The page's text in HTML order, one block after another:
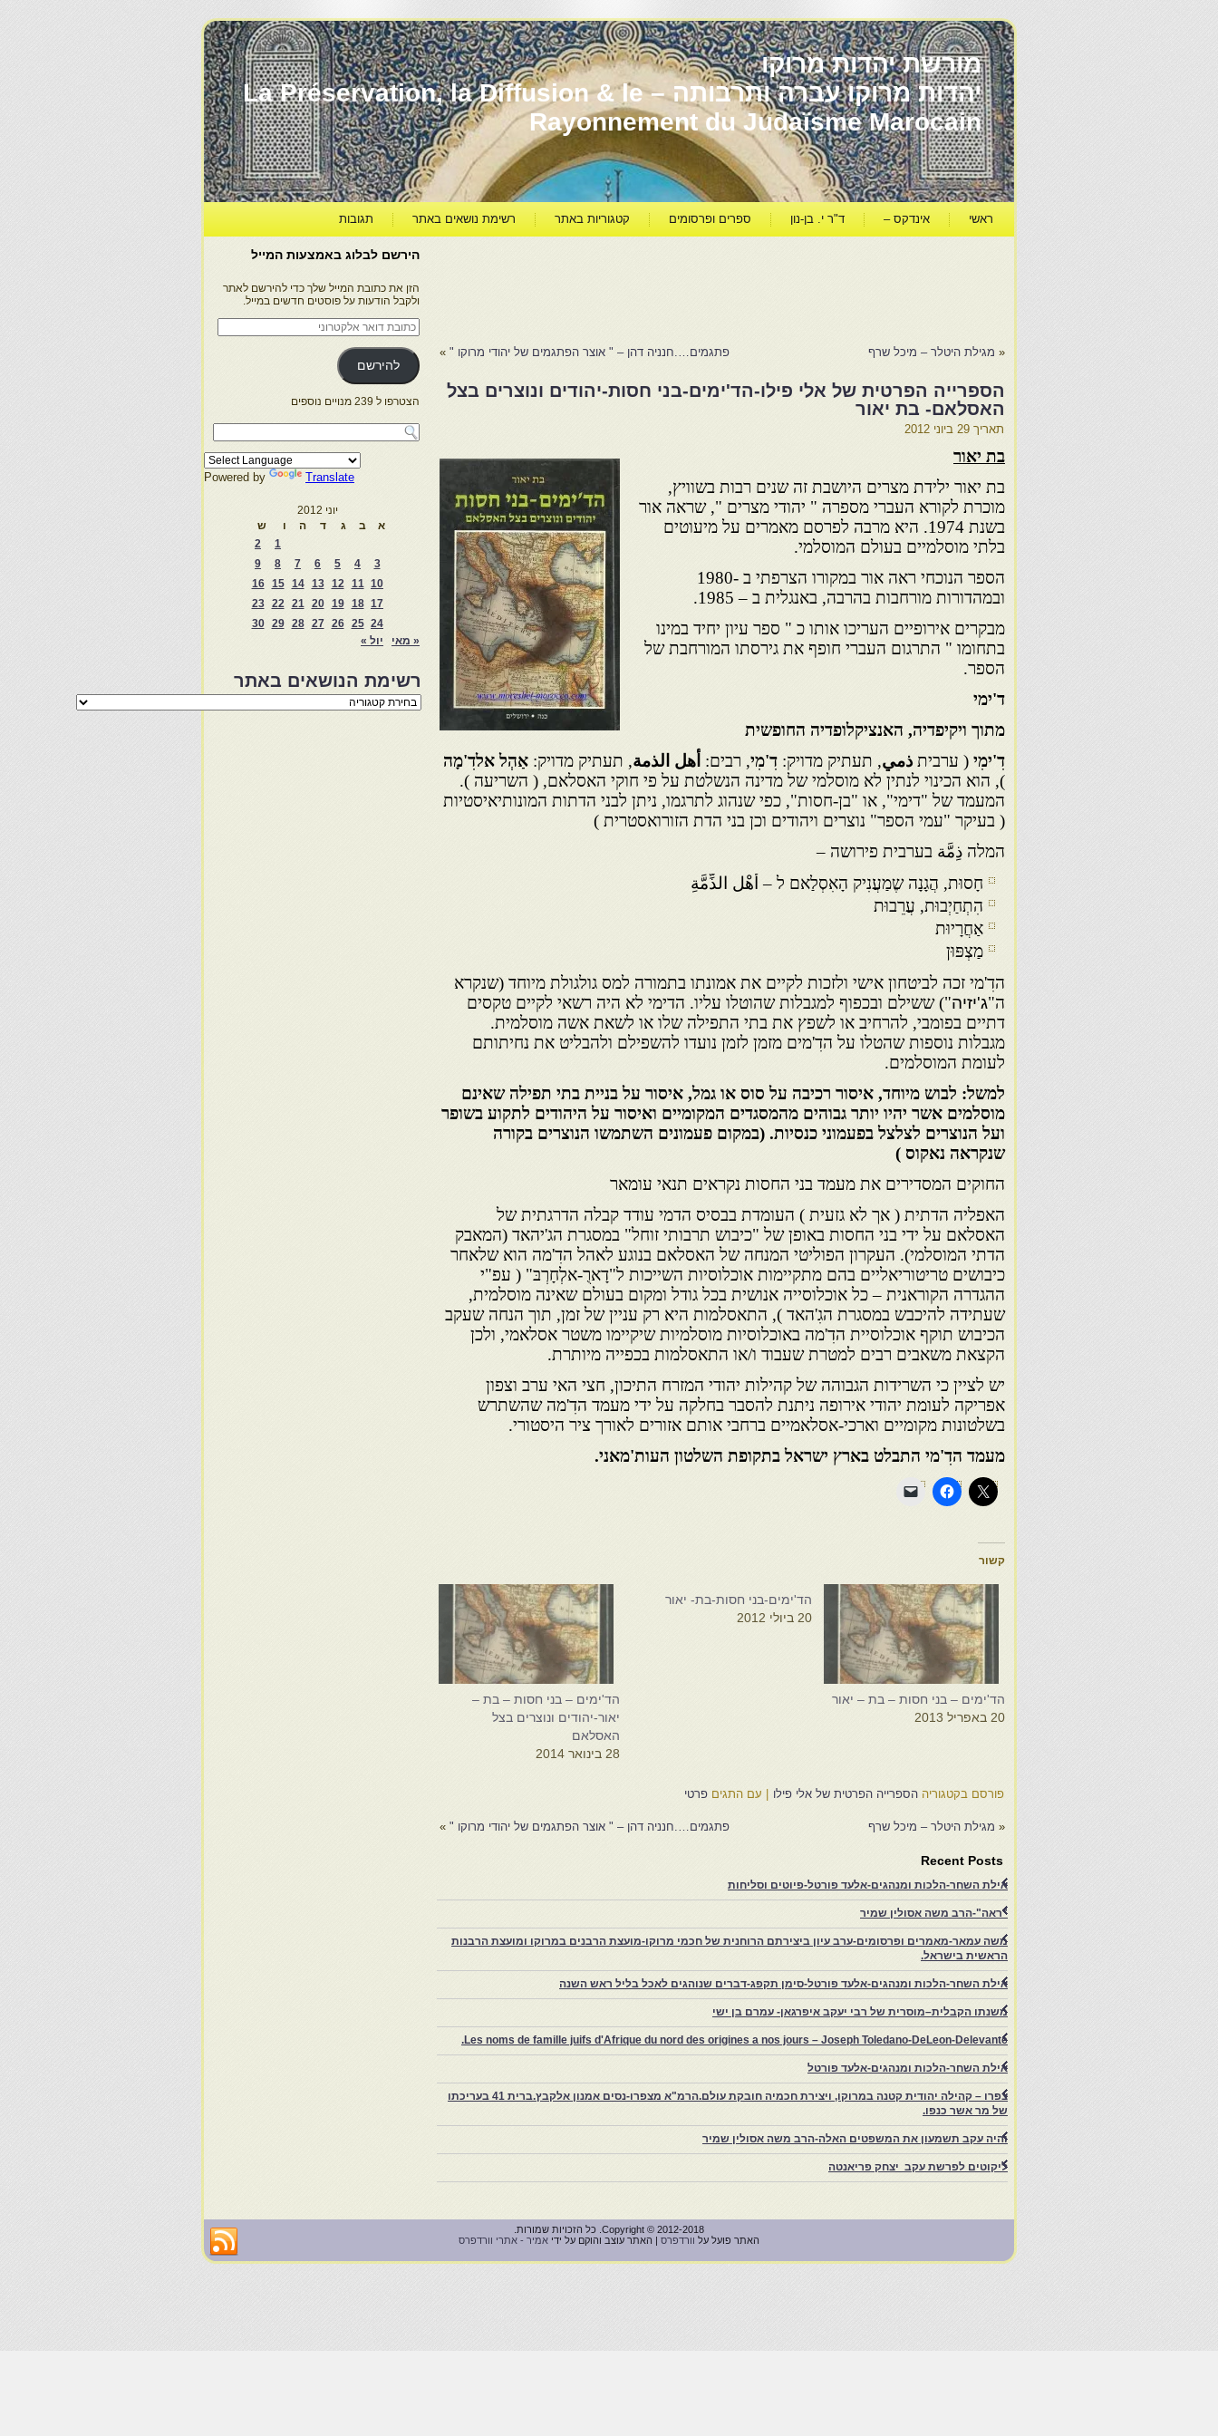
מורשת יהדות מרוקו
יהדות מרוקו עברה ותרבותה – La Préservation, la Diffusion & le
Rayonnement du Judaïsme Marocain
ראשי אינדקס – ד"ר י. בן-נון ספרים ופרסומים קטגוריות באתר רשימת נושאים באתר תגובות
« מגילת היטלר – מיכל שרף פתגמים….חנניה דהן – " אוצר הפתגמים של יהודי מרוקו " »
הספרייה הפרטית של אלי פילו-הד'ימים-בני חסות-יהודים ונוצרים בצל
האסלאם- בת יאור
תאריך 29 ביוני 2012
בת יאור
בת יאור ילידת מצרים היושבת זה שנים רבות בשוויץ,
מוכרת לקורא העברי מספרה " יהודי מצרים ", שראה אור
בשנת 1974. היא מרבה לפרסם מאמרים על מיעוטים
בלתי מוסלמיים בעולם המוסלמי.
הספר הנוכחי ראה אור במקורו הצרפתי ב -1980
ובמהדורות מורחבות בהרבה, באנגלית ב – 1985.
מבקרים אירופיים העריכו אותו כ " ספר עיון יחיד במינו
בתחומו " התרגום העברי חופף את גירסתו המורחבת של
הספר.
ד'ימי
מתוך ויקיפדיה, האנציקלופדיה החופשית
דִ'ימִי ( ערביתذمي, תעתיק מדויק: דִ'מִ‏‏י, רבים: أهل الذمة, תעתיק מדויק: אַ‏הְל אלדִ'מָ‏‏ה
), הוא הכינוי לנתין לא מוסלמי של מדינה הנשלטת על פי חוקי האסלאם, ( השריעה ).
המעמד של "דימי", או "בן-חסות", כפי שנהוג לתרגמו, ניתן לבני הדתות המונותיאיסטיות
( בעיקר "עמי הספר" נוצרים ויהודים וכן בני הדת הזורואסטרית )
המלה ذِمَّة בערבית פירושה –
חָסוּת, הֲגָנָה שֶמַעֲנִיק הָאִסְלַאם ל – أَهْل الذِّمَّةِ
הִתְחַיְבוּת, עֲרֵבוּת
אַחֲרָיוּת
מַצְפּוּן
הדִ'מי זכה לביטחון אישי ולזכות לקיים את אמונתו בתמורה למס גולגולת מיוחד (שנקרא
ה"ג'יזיה") ששילם ובכפוף למגבלות שהוטלו עליו. הדימי לא היה רשאי לקיים טקסים
דתיים בפומבי, להרחיב או לשפץ את בתי התפילה שלו או לשאת אשה מוסלמית.
מגבלות נוספות שהטלו על הדִ'מים מזמן לזמן נועדו להשפילם ולהבליט את נחיתותם
לעומת המוסלמים.
למשל: לבוש מיוחד, איסור רכיבה על סוס או גמל, איסור על בניית בתי תפילה שאינם
מוסלמים אשר יהיו יותר גבוהים מהמסגדים המקומיים ואיסור על היהודים לתקוע בשופר
ועל הנוצרים לצלצל בפעמוני כנסיות. (במקום פעמונים השתמשו הנוצרים בקורה
שנקראה נאקוס )
החוקים המסדירים את מעמד בני החסות נקראים תנאי עומאר
האפליה הדתית ( אך לא גזעית ) העומדת בבסיס הדמי עודד קבלה הדרגתית של
האסלאם על ידי בני החסות באופן של "כיבוש תרבותי זוחל" במסגרת הג'יהאד (המאבק
הדתי המוסלמי). העקרון הפוליטי המנחה של האסלאם בנוגע לאהל הדִ'מה הוא שלאחר
כיבושים טריטוריאליים בהם מתקיימות אוכלוסיות השייכות ל"דָ‏ארֻ-אלְחָ‏רְבּ‏" ( עפ"י
ההגדרה הקוראנית – כל אוכלוסייה אנושית בכל גודל ומקום בעולם שאינה מוסלמית,
שעתידה להיכבש במסגרת הגִ'האד ), התאסלמות היא רק עניין של זמן, תוך הנחה שעקב
הכיבוש תוקף אוכלוסיית הדִ'מה באוכלוסיות מוסלמיות שיקיימו משטר אסלאמי, ולכן
הקצאת משאבים רבים למטרת שעבוד ו/או התאסלמות בכפייה מיותרת.
יש לציין כי השרידות הגבוהה של קהילות יהודי המזרח התיכון, חצי האי ערב וצפון
אפריקה לעומת יהודי אירופה ניתנת להסבר בחלקה על ידי מעמד הדִ'מה שהשתרש
בשלטונות מקומיים וארכי-אסלאמיים ברחבי אותם אזורים לאורך ציר היסטורי.
מעמד הדִ'מי התבלט בארץ ישראל בתקופת השלטון העות'מאני.
קשור
הד'ימים – בני חסות – בת – יאור
20 באפריל 2013
הד'ימים-בני חסות-בת- יאור
20 ביולי 2012
הד'ימים – בני חסות – בת –
יאור-יהודים ונוצרים בצל
האסלאם
28 בינואר 2014
פורסם בקטגוריה הספרייה הפרטית של אלי פילו עם התגים פרטי
« מגילת היטלר – מיכל שרף פתגמים….חנניה דהן – " אוצר הפתגמים של יהודי מרוקו " »
Recent Posts
אילת השחר-הלכות ומנהגים-אלעד פורטל-פיוטים וסליחות
"ראה"-הרב משה אסולין שמיר
משה עמאר-מאמרים ופרסומים-ערב עיון ביצירתם הרוחנית של חכמי מרוקו-מועצת הרבנים במרוקו ומועצת הרבנות
הראשית בישראל.
אילת השחר-הלכות ומנהגים-אלעד פורטל-סימן תקפג-דברים שנוהגים לאכל בליל ראש השנה
משנתו הקבלית–מוסרית של רבי יעקב איפרגאן- עמרם בן ישי
Les noms de famille juifs d'Afrique du nord des origines a nos jours – Joseph Toledano-DeLeon-Delevante.
אילת השחר-הלכות ומנהגים-אלעד פורטל
צפרו – קהילה יהודית קטנה במרוקו, ויצירת חכמיה חובקת עולם.הרמ"א מצפרו-נסים אמנון אלקבץ.ברית 41 בעריכתו
של מר אשר כנפו.
והיה עקב תשמעון את המשפטים האלה-הרב משה אסולין שמיר
ליקוטים לפרשת עקב יצחק פריאנטה
הירשם לבלוג באמצעות המייל
הזן את כתובת המייל שלך כדי להירשם לאתר
ולקבל הודעות על פוסטים חדשים במייל.
כתובת
דואר
אלקטרוני
להירשם
הצטרפו ל 239 מנויים נוספים
Powered by Translate
יוני 2012
א
ב ג ד ה ו
ש
1
2
3
4
5
6
7
8
9
10
11
12
13
14
15
16
17
18
19
20
21
22
23
24
25
26
27
28
29
30
« מאי
יול »
רשימת הנושאים באתר
רשימת
הנושאים
Copyright © 2012-2018. כל הזכויות שמורות.
האתר פועל על וורדפרס | האתר עוצב והוקם על ידי אמיר - אתרי וורדפרס